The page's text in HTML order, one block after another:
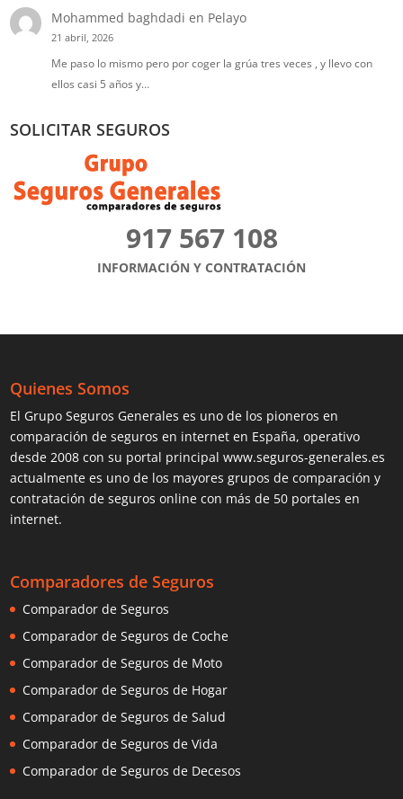
Mohammed baghdadi en Pelayo
21 abril, 2026
Me paso lo mismo pero por coger la grúa tres veces , y llevo con
ellos casi 5 años y…
SOLICITAR SEGUROS
917 567 108
INFORMACIÓN Y CONTRATACIÓN
Quienes Somos
El Grupo Seguros Generales es uno de los pioneros en
comparación de seguros en internet en España, operativo
desde 2008 con su portal principal www.seguros-generales.es
actualmente es uno de los mayores grupos de comparación y
contratación de seguros online con más de 50 portales en
internet.
Comparadores de Seguros
Comparador de Seguros
Comparador de Seguros de Coche
Comparador de Seguros de Moto
Comparador de Seguros de Hogar
Comparador de Seguros de Salud
Comparador de Seguros de Vida
Comparador de Seguros de Decesos